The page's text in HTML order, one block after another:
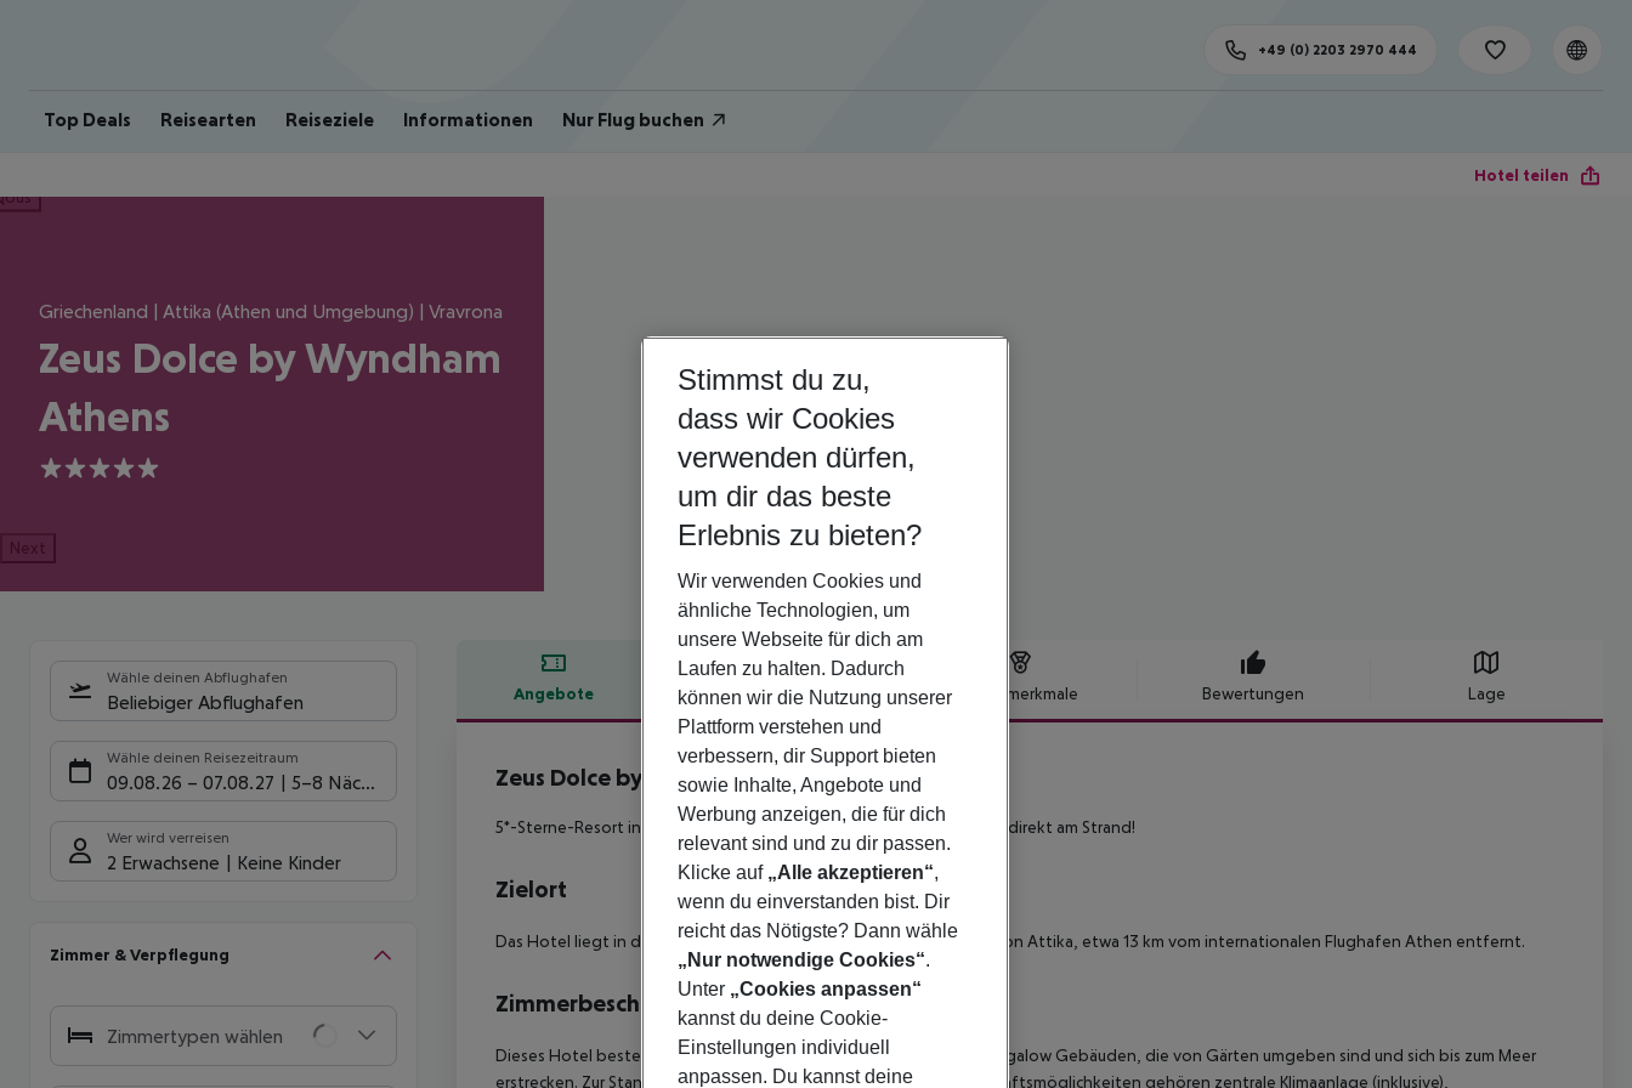
Top Deals Reisearten Reiseziele Informationen Nur Flug buchen
+49 (0) 2203 2970 444
Hotel teilen
Griechenland | Attika (Athen und Umgebung) | Vravrona
Zeus Dolce by Wyndham
Athens
5
Next
Wähle deinen Abflughafen
Beliebiger Abflughafen
Wähle deinen Reisezeitraum
09.08.26 – 07.08.27 5-8 Nächte
Wer wird verreisen
2 Erwachsene Keine Kinder
Zimmer & Verpflegung
Zimmertypen wählen
Angebote Hotelbeschreibung Hotelmerkmale Bewertungen Lage
Hotelbeschreibung
Zeus Dolce by Wyndham Athens
5*-Sterne-Resort in der malerischen Stadt Vravrona in Hanglage und direkt am Strand!
Zielort
Das Hotel liegt in der malerischen Stadt Vravrona, im östlichen Teil von Attika, etwa 13 km vom internationalen Flughafen Athen entfernt.
Zimmerbeschreibung
Dieses Hotel besteht aus einem Hauptgebäude und mehereren Bungalow Gebäuden, die von Gärten umgeben sind und sich bis zum Meer
erstrecken. Zur Standartausstattung der 352 verschiedenen Unterkunftsmöglichkeiten gehören zentrale Klimaanlage (inklusive),
Stimmst du zu,
dass wir Cookies
verwenden dürfen,
um dir das beste
Erlebnis zu bieten?
Wir verwenden Cookies und
ähnliche Technologien, um
unsere Webseite für dich am
Laufen zu halten. Dadurch
können wir die Nutzung unserer
Plattform verstehen und
verbessern, dir Support bieten
sowie Inhalte, Angebote und
Werbung anzeigen, die für dich
relevant sind und zu dir passen.
Klicke auf „Alle akzeptieren“,
wenn du einverstanden bist. Dir
reicht das Nötigste? Dann wähle
„Nur notwendige Cookies“.
Unter „Cookies anpassen“
kannst du deine Cookie-
Einstellungen individuell
anpassen. Du kannst deine